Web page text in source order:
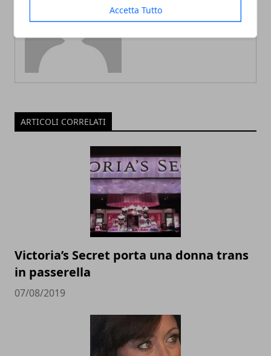
Accetta Tutto
Redazione
ARTICOLI CORRELATI
Victoria’s Secret porta una donna trans
in passerella
07/08/2019